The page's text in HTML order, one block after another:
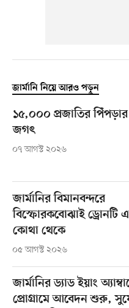
জার্মানি নিয়ে আরও পড়ুন
১৫,০০০ প্রজাতির
জগৎ
০৭ আগস্ট ২০২৬
জার্মানির বিমানবন্দরে
বিস্ফোরকবোঝাই ড্রোনটি
কোথা থেকে
০৫ আগস্ট ২০২৬
জার্মানির ড্যাড ইয়াং
প্রোগ্রামে আবেদন শুরু,